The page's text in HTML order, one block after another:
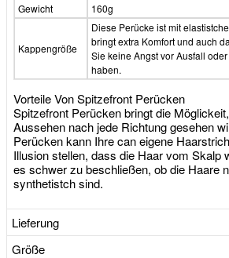
Gewicht
160g
Kappengröße
Diese Perücke ist mit
bringt extra Komfort und auch
Sie keine Angst vor Ausfall
haben.
Vorteile Von Spitzefront Perücken
Spitzefront Perücken bringt die
Aussehen nach jede Richtung gesehen
Perücken kann Ihre can eigene
Illusion stellen, dass die Haar vom Skalp
es schwer zu beschließen, ob die Haare
synthetistch sind.
Lieferung
Größe